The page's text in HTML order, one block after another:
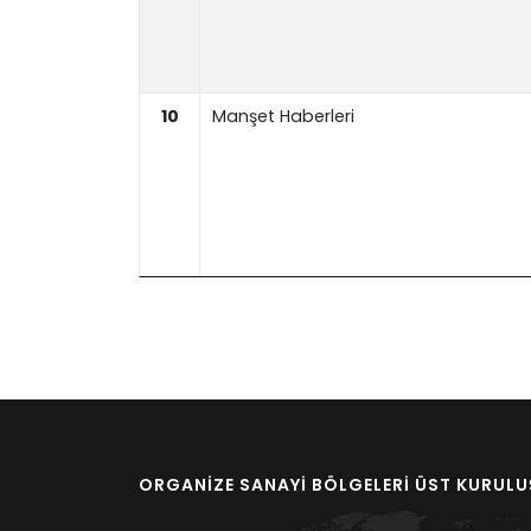
10 Manşet Haberleri
ORGANİZE SANAYİ BÖLGELERİ ÜST